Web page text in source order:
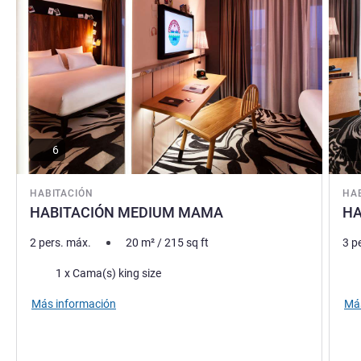
HABITACIÓN
HABITACIÓN MEDIUM MAMA
6
2 pers. máx. 20 m²/215sq ft
Ropa de cama
1 x Cama(s) king size
Más información
3